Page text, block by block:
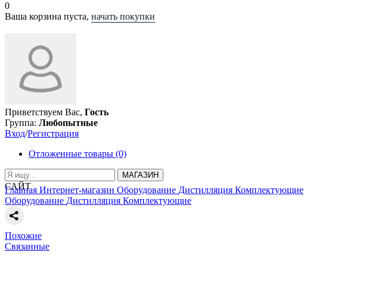
0
Ваша корзина пуста, начать покупки
Приветствуем Вас, Гость
Группа: Любопытные
Вход/Регистрация
Отложенные товары (0)
МАГАЗИН
САЙТ
Главная Интернет-магазин Оборудование Дистилляция Комплектующие
Оборудование Дистилляция Комплектующие
Похожие
Связанные